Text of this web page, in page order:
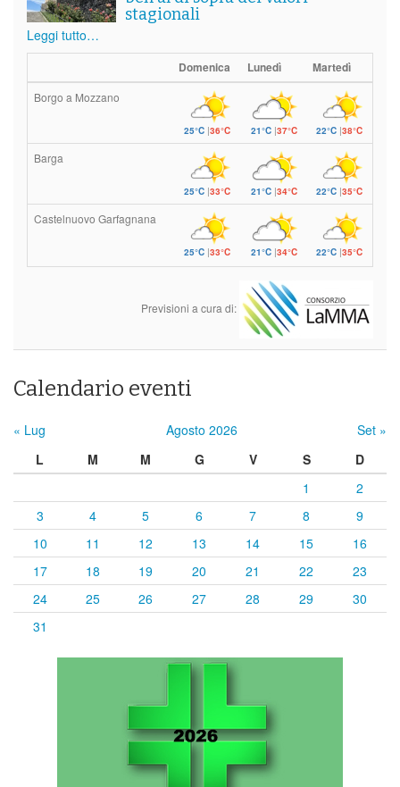
stagionali
Leggi tutto…
Domenica Lunedì Martedì
Borgo a Mozzano
25°C|36°C 21°C|37°C 22°C |38°C
Barga
25°C|33°C 21°C|34°C 22°C |35°C
Castelnuovo Garfagnana
25°C|33°C 21°C|34°C 22°C |35°C
Previsioni a cura di:
Calendario eventi
« Lug Agosto 2026
Set »
L
M M G V S
D
1
2
3
4 5 6 7 8
9
10
11 12 13 14 15
16
17
18 19 20 21 22
23
24
25 26 27 28 29
30
31